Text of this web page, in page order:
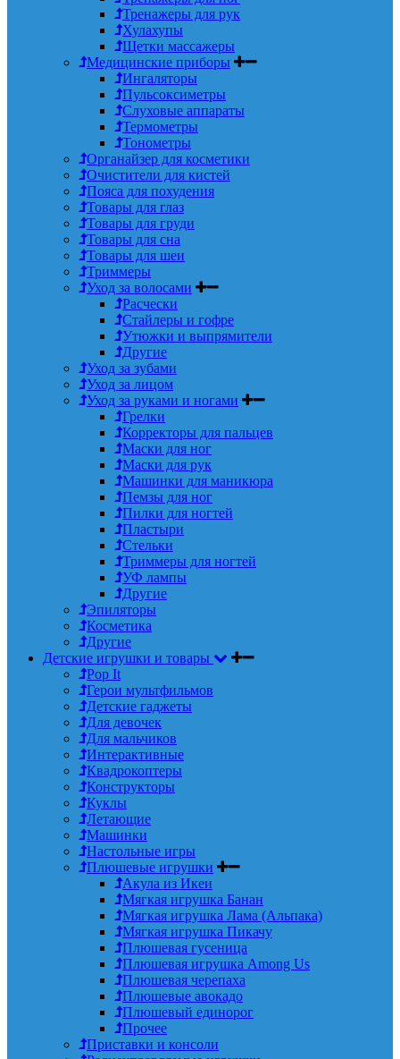
Тренажеры для рук
Хулахупы
Щетки массажеры
Медицинские приборы
Ингаляторы
Пульсоксиметры
Слуховые аппараты
Термометры
Тонометры
Органайзер для косметики
Очистители для кистей
Пояса для похудения
Товары для глаз
Товары для груди
Товары для сна
Товары для шеи
Триммеры
Уход за волосами
Расчески
Стайлеры и гофре
Утюжки и выпрямители
Другие
Уход за зубами
Уход за лицом
Уход за руками и ногами
Грелки
Корректоры для пальцев
Маски для ног
Маски для рук
Машинки для маникюра
Пемзы для ног
Пилки для ногтей
Пластыри
Стельки
Триммеры для ногтей
УФ лампы
Другие
Эпиляторы
Косметика
Другие
Детские игрушки и товары
Pop It
Герои мультфильмов
Детские гаджеты
Для девочек
Для мальчиков
Интерактивные
Квадрокоптеры
Конструкторы
Куклы
Летающие
Машинки
Настольные игры
Плюшевые игрушки
Акула из Икеи
Мягкая игрушка Банан
Мягкая игрушка Лама (Альпака)
Мягкая игрушка Пикачу
Плюшевая гусеница
Плюшевая игрушка Among Us
Плюшевая черепаха
Плюшевые авокадо
Плюшевый единорог
Прочее
Приставки и консоли